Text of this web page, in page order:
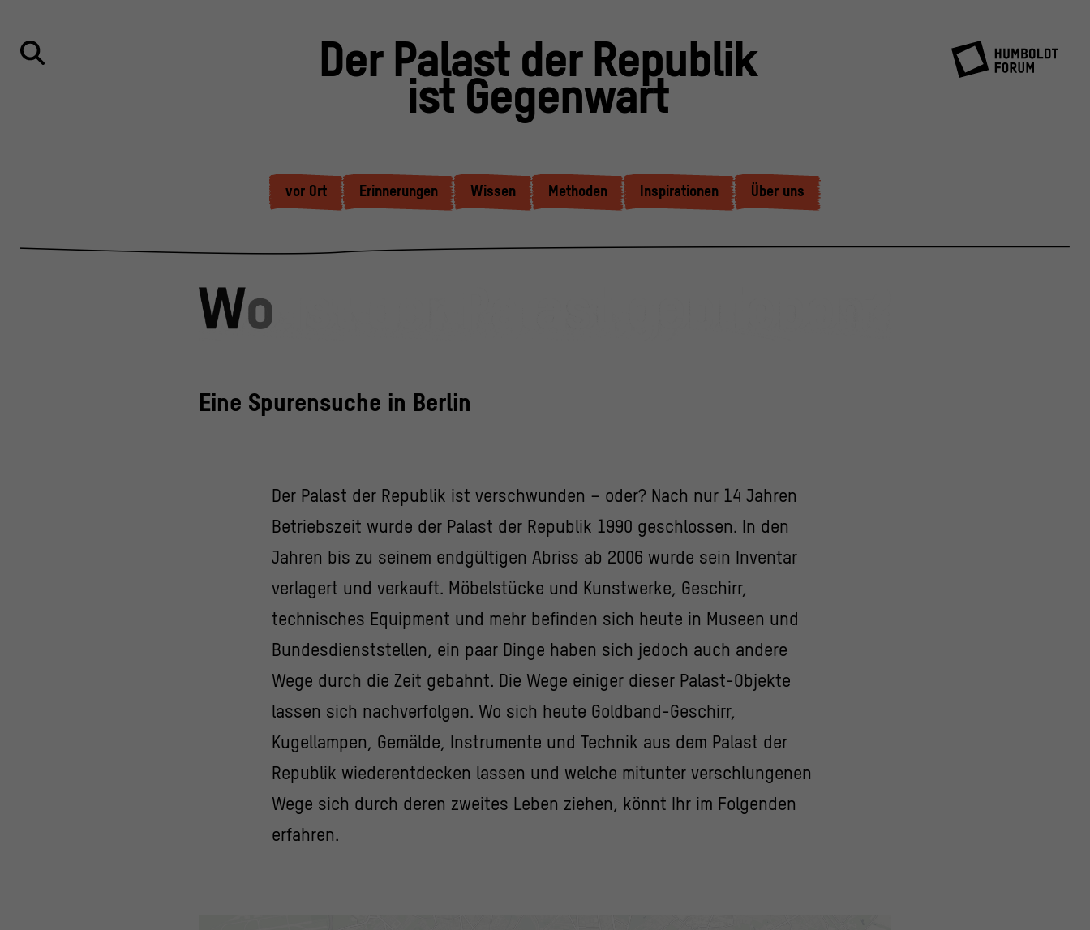
Der Palast der Republik
ist Gegenwart
vor Ort Erinnerungen Wissen Methoden Inspirationen Über uns
Eine Spurensuche in Berlin
Der Palast der Republik ist verschwunden – oder? Nach nur 14 Jahren
Betriebszeit wurde der Palast der Republik 1990 geschlossen. In den
Jahren bis zu seinem endgültigen Abriss ab 2006 wurde sein Inventar
verlagert und verkauft. Möbelstücke und Kunstwerke, Geschirr,
technisches Equipment und mehr befinden sich heute in Museen und
Bundesdienststellen, ein paar Dinge haben sich jedoch auch andere
Wege durch die Zeit gebahnt. Die Wege einiger dieser Palast-Objekte
lassen sich nachverfolgen. Wo sich heute Goldband-Geschirr,
Kugellampen, Gemälde, Instrumente und Technik aus dem Palast der
Republik wiederentdecken lassen und welche mitunter verschlungenen
Wege sich durch deren zweites Leben ziehen, könnt Ihr im Folgenden
erfahren.